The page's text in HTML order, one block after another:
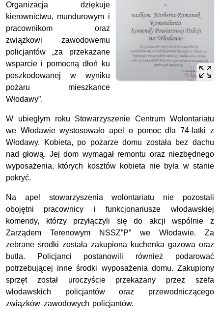
Organizacja dziękuje
kierownictwu, mundurowym i
pracownikom oraz
związkowi zawodowemu
policjantów „za przekazane
wsparcie i pomocną dłoń ku
poszkodowanej w wyniku
pożaru mieszkance
Włodawy”.
W ubiegłym roku Stowarzyszenie Centrum Wolontariatu
we Włodawie wystosowało apel o pomocdla74-latki z
Włodawy. Kobieta, po pożarze domu została bez dachu
nad głową. Jej dom wymagał remontu oraz niezbędnego
wyposażenia, których kosztów kobieta nie była w stanie
pokryć.
Na apel stowarzyszenia wolontariatu nie pozostali
obojętni pracownicy i funkcjonariusze włodawskiej
komendy, którzy przyłączyli się do akcji wspólnie z
Zarządem Terenowym NSSZ”P” we Włodawie. Za
zebrane środki została zakupiona kuchenka gazowa oraz
butla. Policjanci postanowili również podarować
potrzebującej inne środki wyposażenia domu. Zakupiony
sprzęt został uroczyście przekazany przez szefa
włodawskich policjantów oraz przewodniczącego
związków zawodowych policjantów.